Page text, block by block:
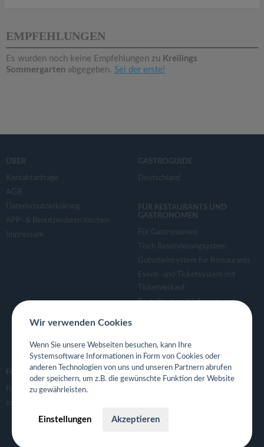
EMPFEHLUNGEN
Es wurden noch keine Empfehlungen zu Kreilings
Sommergarten abgegeben. Sei der erste!
ÜBER
Kontaktanfrage
AGB
Datenschutzerklärung
APP- & Benutzerdaten löschen
Impressum
GASTROGUIDE
Deutschland
FÜR RESTAURANTS UND
GASTRONOMEN
Für Gastronomen
Tisch Reservierungsystem
Gutscheinsystem für Restaurants
Event- und Ticketsystem mit
Ticketverkauf
Bestellsystem Lieferung und
Eigene App für Restaurant
FOLGE UNS
Facebook
Instagram
Wir verwenden Cookies
Wenn Sie unsere Webseiten besuchen, kann Ihre
Systemsoftware Informationen in Form von Cookies oder
anderen Technologien von uns und unseren Partnern abrufen
oder speichern, um z.B. die gewünschte Funktion der Website
zu gewährleisten.
Einstellungen Akzeptieren